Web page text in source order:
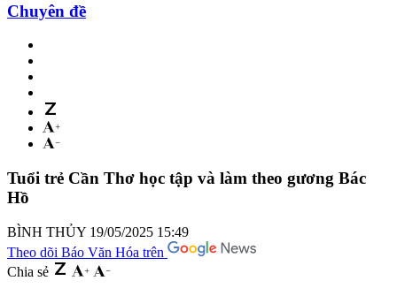
Chuyên đề
Tuổi trẻ Cần Thơ học tập và làm theo gương Bác
Hồ
BÌNH THỦY 19/05/2025 15:49
Theo dõi Báo Văn Hóa trên
Chia sẻ